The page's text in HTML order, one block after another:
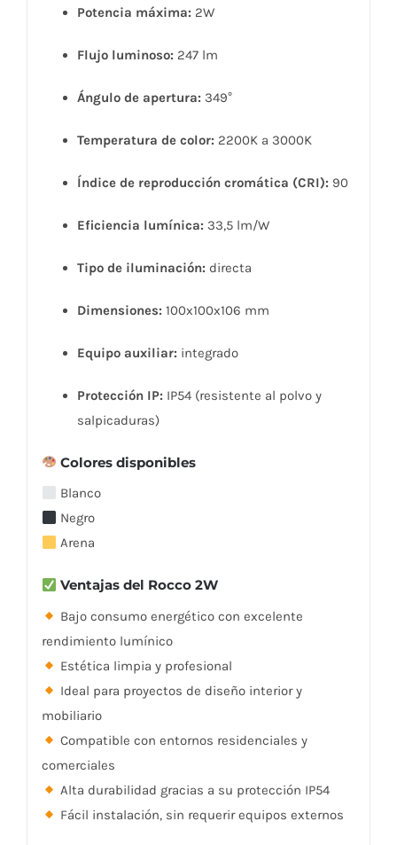
Potencia máxima: 2W
Flujo luminoso: 247 lm
Ángulo de apertura: 349°
Temperatura de color: 2200K a 3000K
Índice de reproducción cromática (CRI): 90
Eficiencia lumínica: 33,5 lm/W
Tipo de iluminación: directa
Dimensiones: 100x100x106 mm
Equipo auxiliar: integrado
Protección IP: IP54 (resistente al polvo y
salpicaduras)
Colores disponibles
Blanco
Negro
Arena
Ventajas del Rocco 2W
Bajo consumo energético con excelente
rendimiento lumínico
Estética limpia y profesional
Ideal para proyectos de diseño interior y
mobiliario
Compatible con entornos residenciales y
comerciales
Alta durabilidad gracias a su protección IP54
Fácil instalación, sin requerir equipos externos